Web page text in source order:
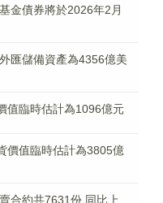
金債券將於2026年2月
匯儲備資產為4356億美
值臨時估計為1096億元
價值臨時估計為3805億
合約共7631份 同比上